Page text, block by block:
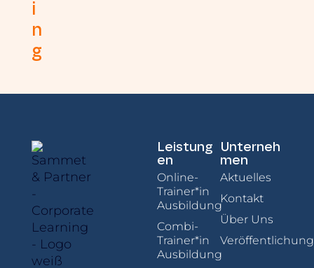
i
n
g
Leistung
en
Online-
Trainer*in
Ausbildung
Combi-
Trainer*in
Ausbildung
Unterneh
men
Aktuelles
Kontakt
Über Uns